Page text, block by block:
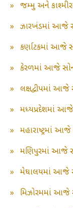
»
જમ્મુ અને
»
ઝારખંડમાં આજે
»
કર્ણાટકમાં આજે
»
કેરળમાં આજે
»
લક્ષદ્વીપમાં આજે
»
મધ્યપ્રદેશમાં
»
મહારાષ્ટ્રમાં
»
મણિપુરમાં આજે
»
મેઘાલયમાં આજે
»
મિઝોરમમાં આજે